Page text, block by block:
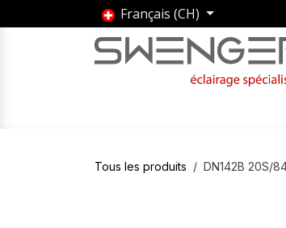
Se rendre au contenu
Français (CH)
Tous les produits DN142B 20S/